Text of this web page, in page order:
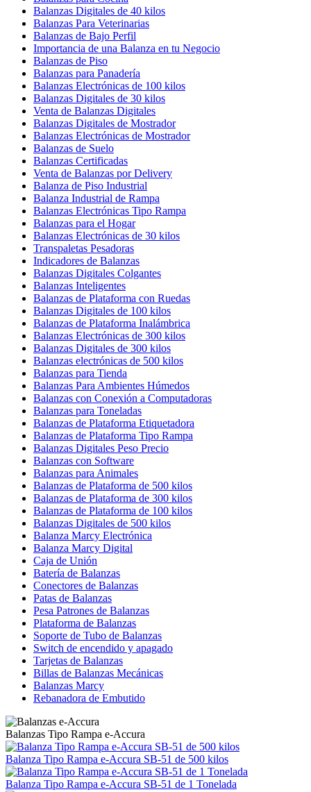
Balanzas Digitales de 40 kilos
Balanzas Para Veterinarias
Balanzas de Bajo Perfil
Importancia de una Balanza en tu Negocio
Balanzas de Piso
Balanzas para Panadería
Balanzas Electrónicas de 100 kilos
Balanzas Digitales de 30 kilos
Venta de Balanzas Digitales
Balanzas Digitales de Mostrador
Balanzas Electrónicas de Mostrador
Balanzas de Suelo
Balanzas Certificadas
Venta de Balanzas por Delivery
Balanza de Piso Industrial
Balanza Industrial de Rampa
Balanzas Electrónicas Tipo Rampa
Balanzas para el Hogar
Balanzas Electrónicas de 30 kilos
Transpaletas Pesadoras
Indicadores de Balanzas
Balanzas Digitales Colgantes
Balanzas Inteligentes
Balanzas de Plataforma con Ruedas
Balanzas Digitales de 100 kilos
Balanzas de Plataforma Inalámbrica
Balanzas Electrónicas de 300 kilos
Balanzas Digitales de 300 kilos
Balanzas electrónicas de 500 kilos
Balanzas para Tienda
Balanzas Para Ambientes Húmedos
Balanzas con Conexión a Computadoras
Balanzas para Toneladas
Balanzas de Plataforma Etiquetadora
Balanzas de Plataforma Tipo Rampa
Balanzas Digitales Peso Precio
Balanzas con Software
Balanzas para Animales
Balanzas de Plataforma de 500 kilos
Balanzas de Plataforma de 300 kilos
Balanzas de Plataforma de 100 kilos
Balanzas Digitales de 500 kilos
Balanza Marcy Electrónica
Balanza Marcy Digital
Caja de Unión
Batería de Balanzas
Conectores de Balanzas
Patas de Balanzas
Pesa Patrones de Balanzas
Plataforma de Balanzas
Soporte de Tubo de Balanzas
Switch de encendido y apagado
Tarjetas de Balanzas
Billas de Balanzas Mecánicas
Balanzas Marcy
Rebanadora de Embutido
Balanzas Tipo Rampa e-Accura
Balanza Tipo Rampa e-Accura SB-51 de 500 kilos
Balanza Tipo Rampa e-Accura SB-51 de 1 Tonelada